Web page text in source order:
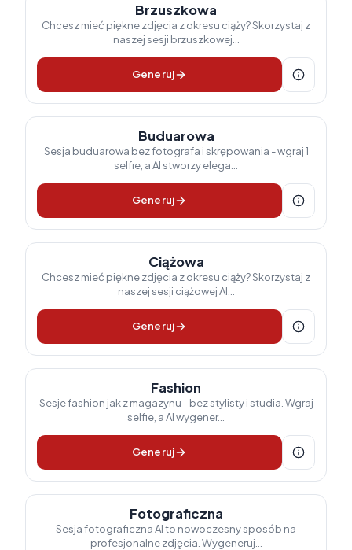
Brzuszkowa
Chcesz mieć piękne zdjęcia z okresu ciąży? Skorzystaj z
naszej sesji brzuszkowej...
Generuj
Buduarowa
Sesja buduarowa bez fotografa i skrępowania - wgraj 1
selfie, a AI stworzy elega...
Generuj
Ciążowa
Chcesz mieć piękne zdjęcia z okresu ciąży? Skorzystaj z
naszej sesji ciążowej AI...
Generuj
Fashion
Sesje fashion jak z magazynu - bez stylisty i studia. Wgraj
selfie, a AI wygener...
Generuj
Fotograficzna
Sesja fotograficzna AI to nowoczesny sposób na
profesjonalne zdjęcia. Wygeneruj...